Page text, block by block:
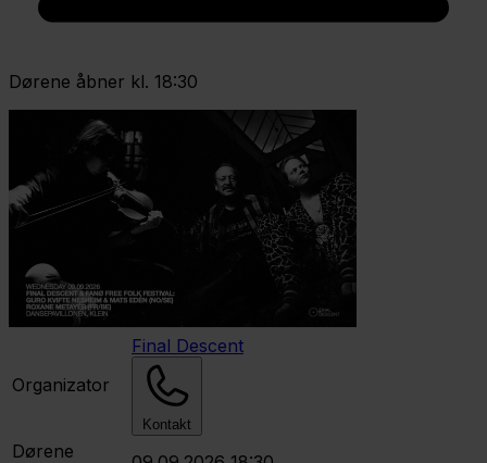
Dørene åbner kl. 18:30
Organizator
Final Descent
Kontakt
Dørene